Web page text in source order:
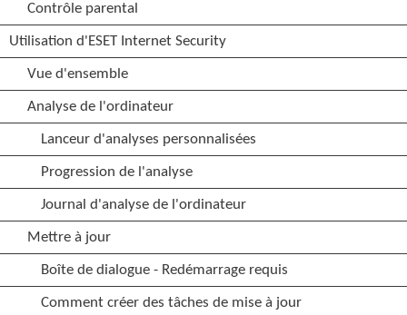
Contrôle parental
Utilisation d'ESET Internet Security
Vue d'ensemble
Analyse de l'ordinateur
Lanceur d'analyses personnalisées
Progression de l'analyse
Journal d'analyse de l'ordinateur
Mettre à jour
Boîte de dialogue - Redémarrage requis
Comment créer des tâches de mise à jour